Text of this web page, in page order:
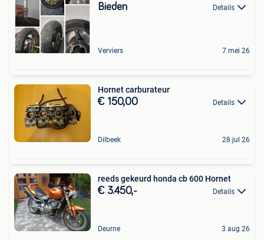
Bieden Details
Verviers 7 mei 26
Hornet carburateur
€ 150,00 Details
Dilbeek 28 jul 26
reeds gekeurd️ honda cb 600 Hornet
€ 3.450,- Details
Deurne 3 aug 26